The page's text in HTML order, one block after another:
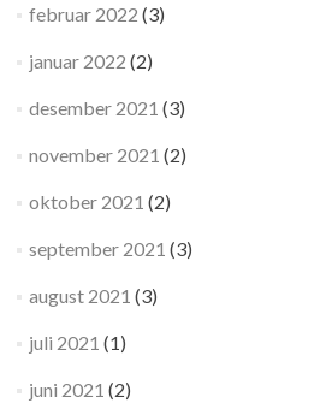
februar 2022 (3)
januar 2022 (2)
desember 2021 (3)
november 2021 (2)
oktober 2021 (2)
september 2021 (3)
august 2021 (3)
juli 2021 (1)
juni 2021 (2)